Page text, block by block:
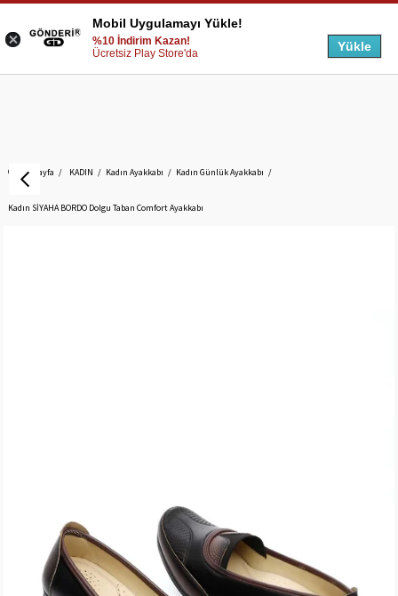
Anasayfa KADIN Kadın Ayakkabı Kadın Günlük Ayakkabı
Kadın SİYAHA BORDO Dolgu Taban Comfort Ayakkabı
Mobil Uygulamayı Yükle!
%10 İndirim Kazan!
Ücretsiz Play Store'da
Yükle